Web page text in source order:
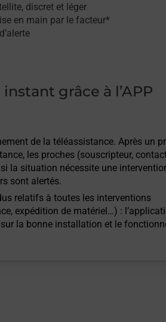
discret et léger
en main par le facteur*
grâce à l’APP
de la téléassistance. Après un
les proches (souscripteur,
la situation nécessite une
sont alertés.
relatifs à toutes les interventions
expédition de matériel…) :
la bonne installation et le